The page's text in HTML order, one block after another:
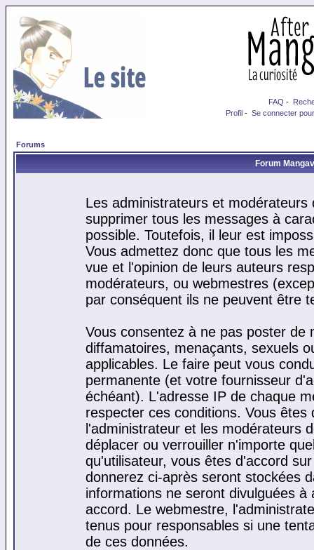
FAQ -
Profil - Se connecter
Forums
Forum
Les administrateurs et
supprimer tous les messages à
possible. Toutefois, il leur est
Vous admettez donc que tous les
vue et l'opinion de leurs auteurs
modérateurs, ou webmestres
par conséquent ils ne peuvent être
Vous consentez à ne pas poster de
diffamatoires, menaçants, sexuels
applicables. Le faire peut vous
permanente (et votre fournisseur
échéant). L'adresse IP de chaque
respecter ces conditions. Vous
l'administrateur et les modérateurs
déplacer ou verrouiller n'importe
qu'utilisateur, vous êtes d'accord
donnerez ci-après seront stockées
informations ne seront divulguées
accord. Le webmestre,
tenus pour responsables si une
de ces données.